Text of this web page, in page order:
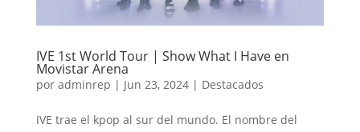
IVE 1st World Tour | Show What I Have en
Movistar Arena
por adminrep | Jun 23, 2024| Destacados
IVE trae el kpop al sur del mundo. El nombre del